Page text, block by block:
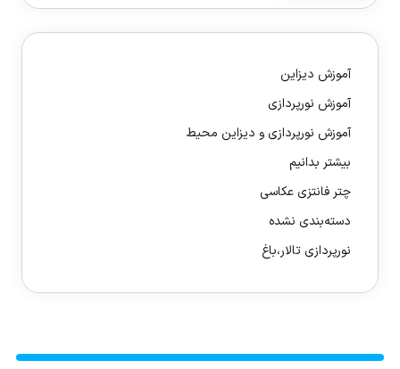
آموزش دیزاین
آموزش نورپردازی
آموزش نورپردازی و دیزاین محیط
بیشتر بدانیم
چتر فانتزی عکاسی
دسته‌بندی نشده
نورپردازی تالار،باغ